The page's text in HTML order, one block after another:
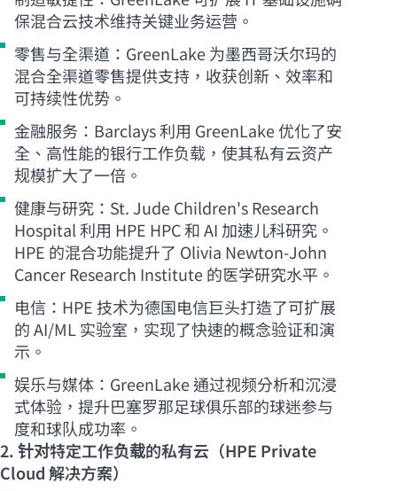
保混合云技术维持关键业务运营。
零售与全渠道：GreenLake 为墨西哥沃尔玛的
混合全渠道零售提供支持，收获创新、效率和
可持续性优势。
金融服务：Barclays 利用 GreenLake 优化了安
全、高性能的银行工作负载，使其私有云资产
规模扩大了一倍。
健康与研究：St. Jude Children's Research
Hospital 利用 HPE HPC 和 AI 加速儿科研究。
HPE 的混合功能提升了 Olivia Newton-John
Cancer Research Institute 的医学研究水平。
电信：HPE 技术为德国电信巨头打造了可扩展
的 AI/ML 实验室，实现了快速的概念验证和演
示。
娱乐与媒体：GreenLake 通过视频分析和沉浸
式体验，提升巴塞罗那足球俱乐部的球迷参与
度和球队成功率。
2. 针对特定工作负载的私有云（HPE Private
Cloud 解决方案）